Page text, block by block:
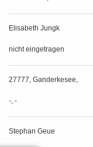
Elisabeth Jungk
nicht eingetragen
27777, Ganderkesee,
-, -
Stephan Geue